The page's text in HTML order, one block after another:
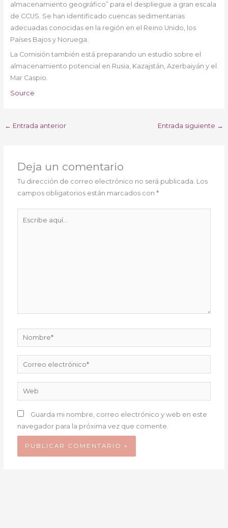
almacenamiento geográfico” para el despliegue a gran escala
de CCUS. Se han identificado cuencas sedimentarias
adecuadas conocidas en la región en el Reino Unido, los
Países Bajos y Noruega.
La Comisión también está preparando un estudio sobre el
almacenamiento potencial en Rusia, Kazajstán, Azerbaiyán y el
Mar Caspio.
Source
← Entrada anterior Entrada siguiente →
Deja un comentario
Tu dirección de correo electrónico no será publicada. Los
campos obligatorios están marcados con*
Nombre*
Correo
electrónico*
Web
Guarda mi nombre, correo electrónico y web en este
navegador para la próxima vez que comente.